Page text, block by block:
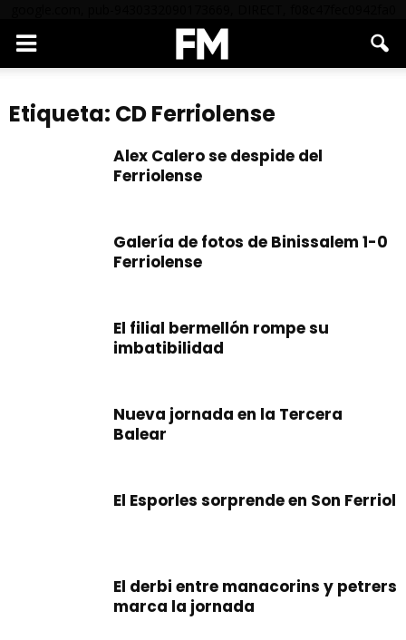
Etiqueta: CD Ferriolense
Alex Calero se despide del
Ferriolense
Galería de fotos de Binissalem 1-0
Ferriolense
El filial bermellón rompe su
imbatibilidad
Nueva jornada en la Tercera
Balear
El Esporles sorprende en Son Ferriol
El derbi entre manacorins y petrers
marca la jornada